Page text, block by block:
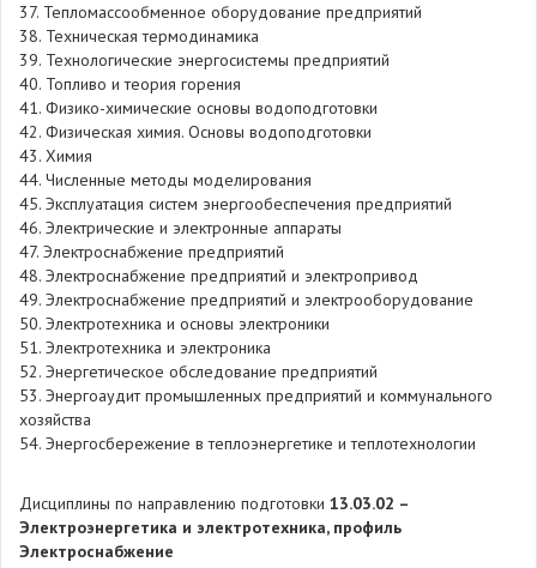
37. Тепломассообменное оборудование предприятий
38. Техническая термодинамика
39. Технологические энергосистемы предприятий
40. Топливо и теория горения
41. Физико-химические основы водоподготовки
42. Физическая химия. Основы водоподготовки
43. Химия
44. Численные методы моделирования
45. Эксплуатация систем энергообеспечения предприятий
46. Электрические и электронные аппараты
47. Электроснабжение предприятий
48. Электроснабжение предприятий и электропривод
49. Электроснабжение предприятий и электрооборудование
50. Электротехника и основы электроники
51. Электротехника и электроника
52. Энергетическое обследование предприятий
53. Энергоаудит промышленных предприятий и коммунального
хозяйства
54. Энергосбережение в теплоэнергетике и теплотехнологии
Дисциплины по направлению подготовки 13.03.02 –
Электроэнергетика и электротехника, профиль
Электроснабжение